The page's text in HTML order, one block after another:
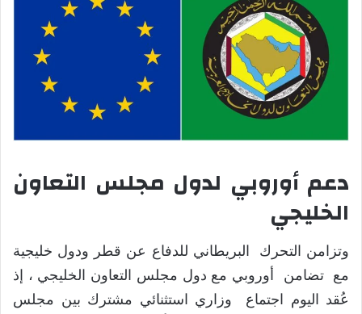
دعم أوروبي لدول مجلس التعاون
الخليجي
وتزامن التحرك البريطاني للدفاع عن قطر ودول خليجية
مع تضامن أوروبي مع دول مجلس التعاون الخليجي ، إذ
عُقد اليوم اجتماع وزاري استثنائي مشترك بين مجلس